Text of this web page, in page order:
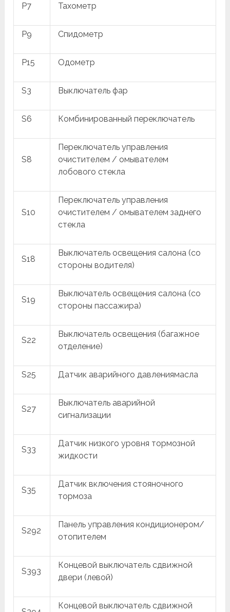
P7 Тахометр
P9 Спидометр
P15 Одометр
S3 Выключатель фар
S6 Комбинированный переключатель
S8
Переключатель управления
очистителем / омывателем
лобового стекла
S10
Переключатель управления
очистителем / омывателем заднего
стекла
S18
Выключатель освещения салона (со
стороны водителя)
S19
Выключатель освещения салона (со
стороны пассажира)
S22
Выключатель освещения (багажное
отделение)
S25 Датчик аварийного давлениямасла
S27
Выключатель аварийной
сигнализации
S33
Датчик низкого уровня тормозной
жидкости
S35
Датчик включения стояночного
тормоза
S292
Панель управления кондиционером/
отопителем
S393
Концевой выключатель сдвижной
двери (левой)
Концевой выключатель сдвижной